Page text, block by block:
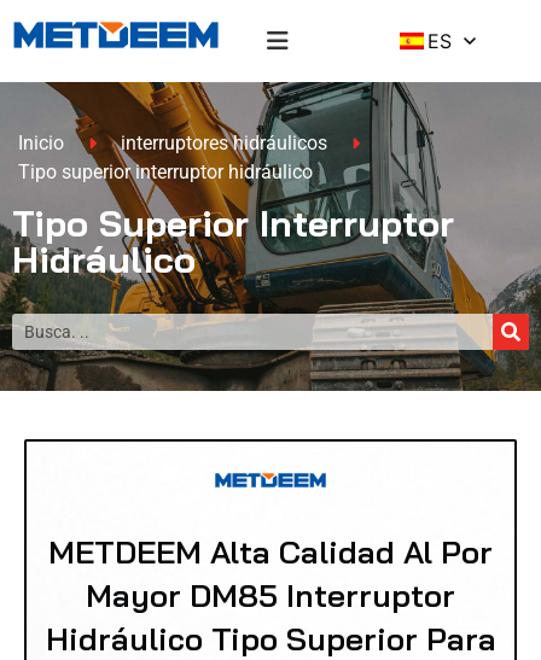
ES
Inicio
interruptores hidráulicos
Tipo superior interruptor hidráulico
Tipo Superior Interruptor
Hidráulico
METDEEM Alta Calidad Al Por
Mayor DM85 Interruptor
Hidráulico Tipo Superior Para